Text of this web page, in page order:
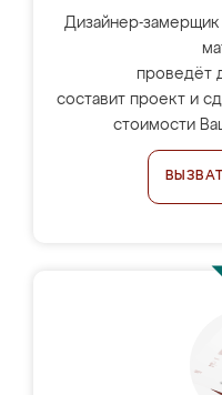
Дизайнер-
проведёт
составит проект и
стоимости